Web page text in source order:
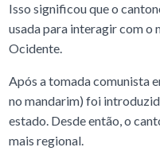
Isso significou que o
usada para interagir com o
Ocidente.
Após a tomada comunista
no mandarim) foi
estado. Desde então, o
mais regional.